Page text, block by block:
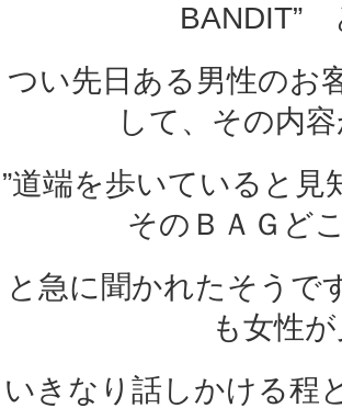
BANDIT”
つい先日ある男性のお
して、その内
”道端を歩いていると
そのＢＡＧど
と急に聞かれたそう
も女性
いきなり話しかける程